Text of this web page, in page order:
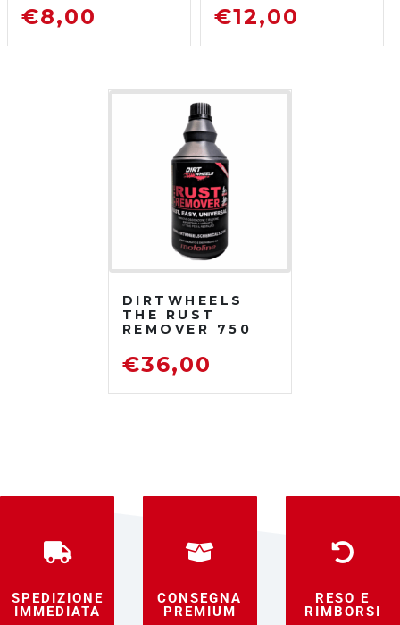
SGRASSATORE
DETERGENTE
€8,00
750 ML
SGRASSATORE
€12,00
DIRTWHEELS
THE RUST
REMOVER 750
DISOSSIDANTE
RIMUOVI
€36,00
SPEDIZIONE
IMMEDIATA
CONSEGNA
PREMIUM
RESO E
RIMBORSI